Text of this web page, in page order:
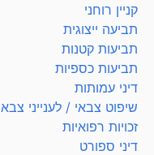
קניין רוחני
תביעה ייצוגית
תביעות קטנות
תביעות כספיות
דיני עמותות
שיפוט צבאי / לענייני צבא
זכויות רפואיות
דיני ספורט